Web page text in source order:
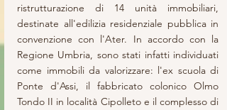
ristrutturazione di 14 unità immobiliari,
destinate all'edilizia residenziale pubblica in
convenzione con l'Ater. In accordo con la
Regione Umbria, sono stati infatti individuati
come immobili da valorizzare: l'ex scuola di
Ponte d'Assi, il fabbricato colonico Olmo
Tondo II in località Cipolleto e il complesso di